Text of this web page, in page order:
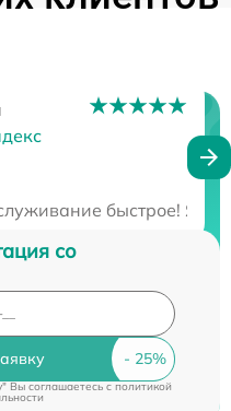
быстрое! Я
со
Вы соглашаетесь cполитикой